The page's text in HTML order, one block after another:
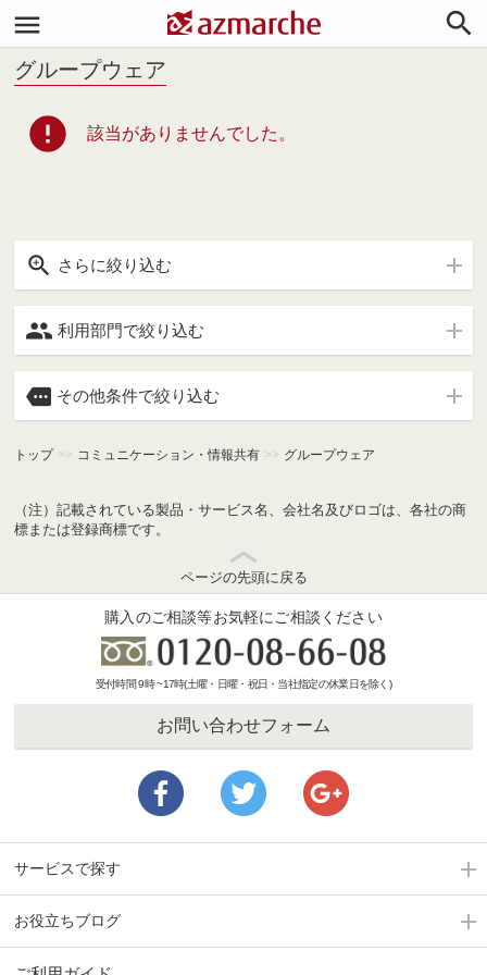


グループウェア
error 該当がありませんでした。
 さらに絞り込む
 利用部門で絞り込む
 その他条件で絞り込む
トップ >> コミュニケーション・情報共有 >> グループウェア
（注）記載されている製品・サービス名、会社名及びロゴは、各社の商
標または登録商標です。
ページの先頭に戻る
購入のご相談等お気軽にご相談ください
受付時間 9時 ~17時(土曜・日曜・祝日・当社指定の休業日を除く)
お問い合わせフォーム
サービスで探す
お役立ちブログ